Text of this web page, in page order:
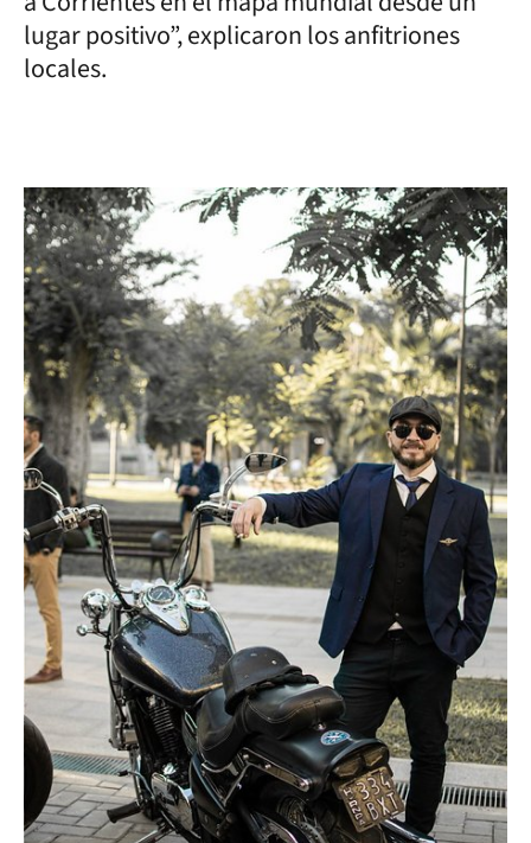
lugar positivo”, explicaron los anfitriones
locales.